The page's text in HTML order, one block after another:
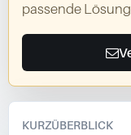
passende
KURZÜBERBLICK